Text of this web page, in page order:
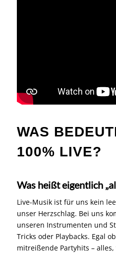
WAS
100% LIVE?
Was heißt eigentlich
Live-Musik ist für uns kein
unser Herzschlag. Bei uns
unseren Instrumenten und
Tricks oder Playbacks. Egal
mitreißende Partyhits –